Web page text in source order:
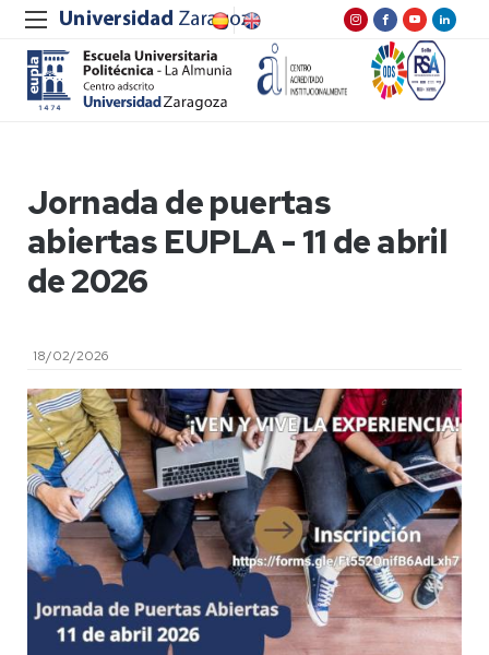
Jornada de puertas
abiertas EUPLA - 11 de abril
de 2026
18/02/2026